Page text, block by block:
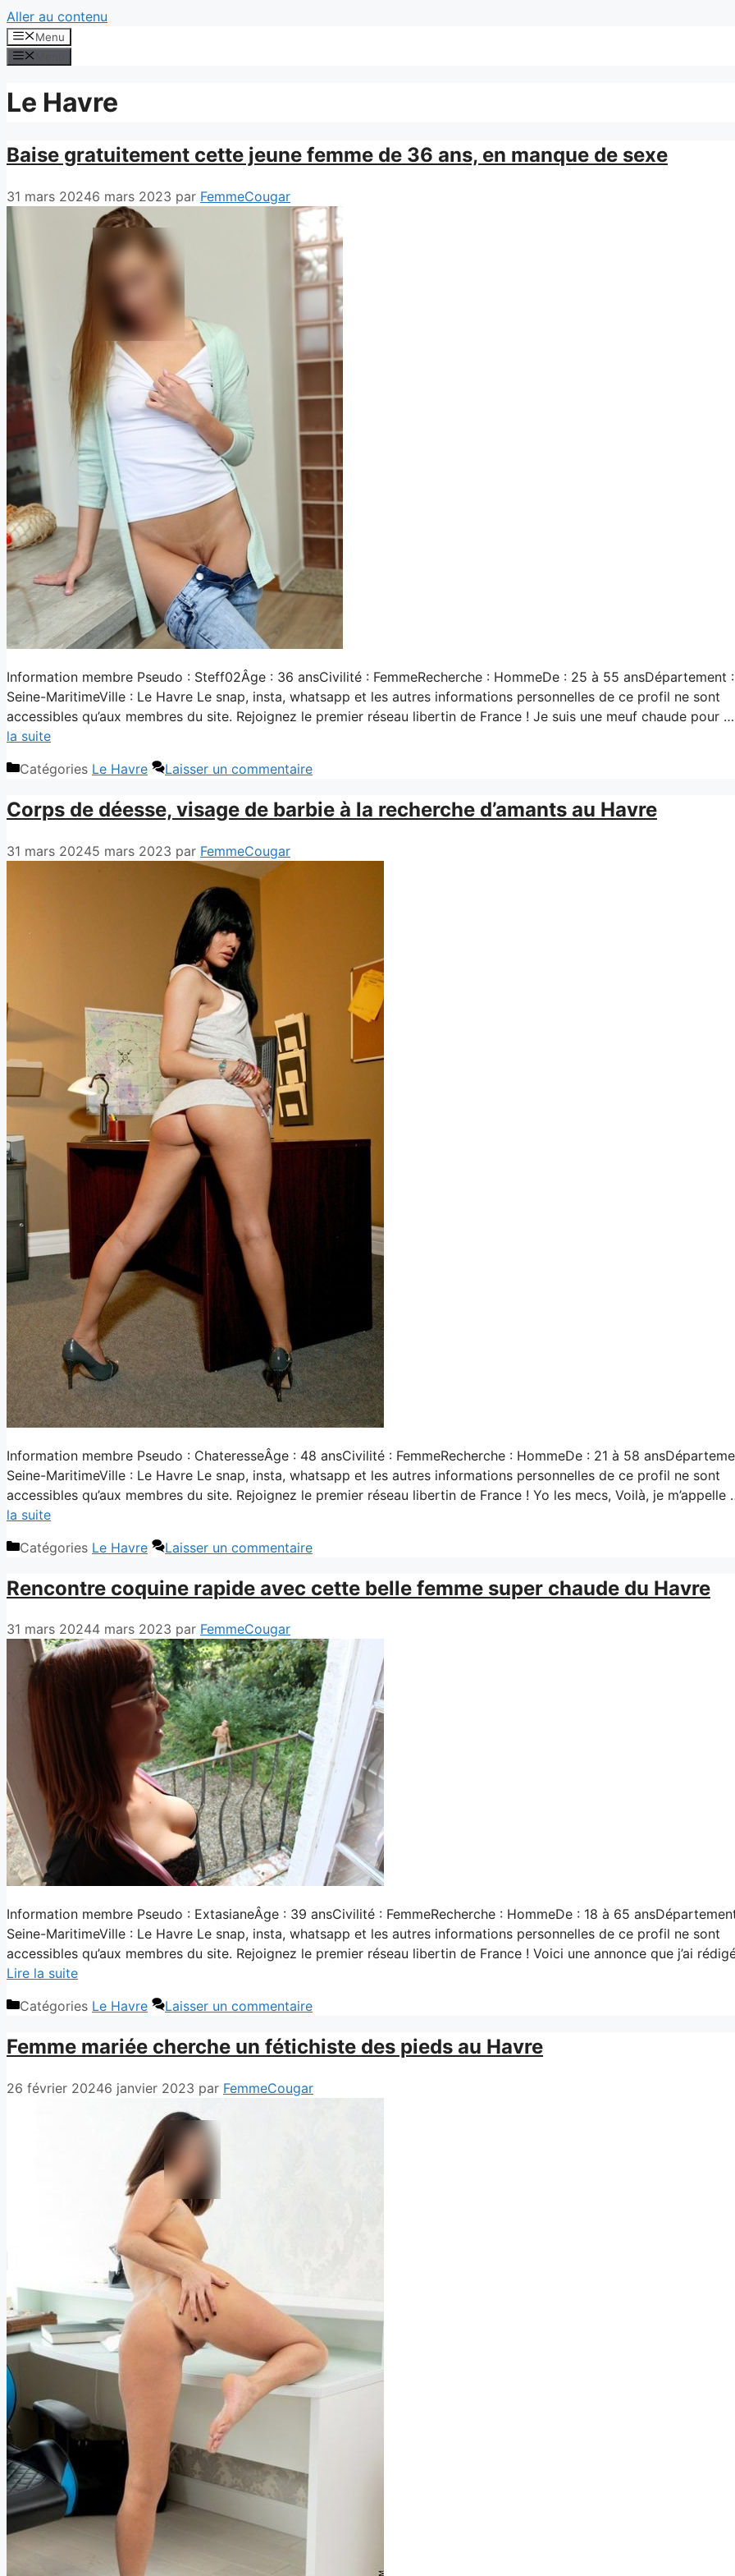
Aller au contenu
Menu
Le Havre
Baise gratuitement cette jeune femme de 36 ans, en manque de sexe
31 mars 20246 mars 2023 par FemmeCougar
Information membre Pseudo : Steff02Âge : 36 ansCivilité : FemmeRecherche : HommeDe : 25 à 55 ansDépartement :
Seine-MaritimeVille : Le Havre Le snap, insta, whatsapp et les autres informations personnelles de ce profil ne sont
accessibles qu’aux membres du site. Rejoignez le premier réseau libertin de France ! Je suis une meuf chaude pour
la suite
Catégories Le Havre Laisser un commentaire
Corps de déesse, visage de barbie à la recherche d’amants au Havre
31 mars 20245 mars 2023 par FemmeCougar
Information membre Pseudo : ChateresseÂge : 48 ansCivilité : FemmeRecherche : HommeDe : 21 à 58
Seine-MaritimeVille : Le Havre Le snap, insta, whatsapp et les autres informations personnelles de ce profil ne sont
accessibles qu’aux membres du site. Rejoignez le premier réseau libertin de France ! Yo les mecs, Voilà, je
la suite
Catégories Le Havre Laisser un commentaire
Rencontre coquine rapide avec cette belle femme super chaude du Havre
31 mars 20244 mars 2023 par FemmeCougar
Information membre Pseudo : ExtasianeÂge : 39 ansCivilité : FemmeRecherche : HommeDe : 18 à 65
Seine-MaritimeVille : Le Havre Le snap, insta, whatsapp et les autres informations personnelles de ce profil ne sont
accessibles qu’aux membres du site. Rejoignez le premier réseau libertin de France ! Voici une annonce que j’ai
Lire la suite
Catégories Le Havre Laisser un commentaire
Femme mariée cherche un fétichiste des pieds au Havre
26 février 20246 janvier 2023 par FemmeCougar